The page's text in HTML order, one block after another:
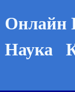
Онлайн
Наука